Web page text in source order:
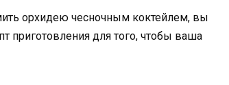
орхидею чесночным коктейлем, вы
приготовления для того, чтобы ваша